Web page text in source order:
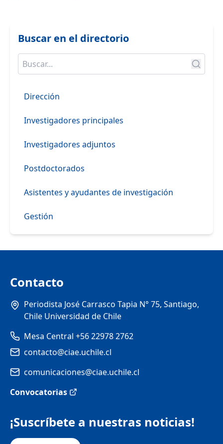
Buscar en el directorio
Dirección
Investigadores principales
Investigadores adjuntos
Postdoctorados
Asistentes y ayudantes de investigación
Gestión
Contacto
Periodista José Carrasco Tapia N° 75, Santiago,
Chile Universidad de Chile
Mesa Central +56 22978 2762
contacto@ciae.uchile.cl
comunicaciones@ciae.uchile.cl
Convocatorias
¡Suscríbete a nuestras noticias!